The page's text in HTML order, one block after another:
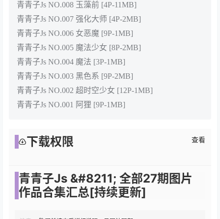
青青子Js NO.008 玉藻前 [4P-11MB]
青青子Js NO.007 强化大师 [4P-2MB]
青青子Js NO.006 女恶魔 [9P-1MB]
青青子Js NO.005 魔法少女 [8P-2MB]
青青子Js NO.004 魔法 [3P-1MB]
青青子Js NO.003 黑色系 [9P-2MB]
青青子Js NO.002 超时空少女 [12P-1MB]
青青子Js NO.001 阿狸 [9P-1MB]
下载权限 查看
青青子Js &#8211; 全部27期图片
作品合集汇总[持续更新]